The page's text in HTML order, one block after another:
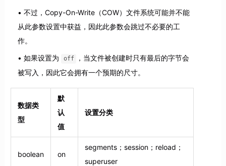
不过，Copy-On-Write（COW）文件系统可能并不能
从此参数设置中获益，因此此参数会跳过不必要的工
作。
如果设置为 off
，当文件被创建时只有最后的字节会
被写入，因此它会拥有一个预期的尺寸。
数据类
型
默
认
值
设置分类
boolean on
segments；session；reload；
superuser